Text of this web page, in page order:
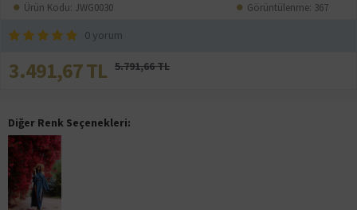
Ürün Kodu: JWG0030 Görüntülenme: 367
0 yorum
3.491,67 TL 5.791,66 TL
Diğer Renk Seçenekleri: